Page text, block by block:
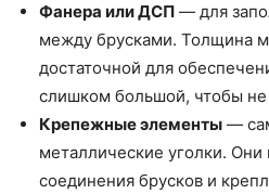
Фанера или ДСП — для
между брусками. Толщина
достаточной для
слишком большой, чтобы
Крепежные элементы —
металлические уголки.
соединения брусков и